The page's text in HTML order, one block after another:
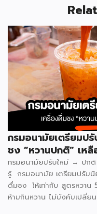
กรมอนามัยเตรียมป
ชง “หวานปกติ” เห
กรมอนามัยปรับใหม่ → ปก
รู้ กรมอนามัย เตรียมปรับนิ
ดื่มชง ให้เท่ากับ สูตรหวาน
ห้ามกินหวาน ไม่บังคับเปลี่ย